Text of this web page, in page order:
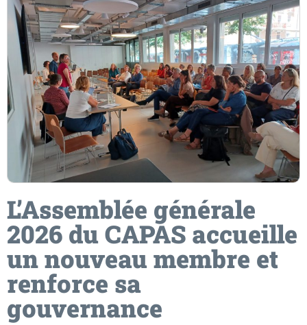
L’Assemblée générale
2026 du CAPAS accueille
un nouveau membre et
renforce sa
gouvernance